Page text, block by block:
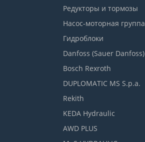
Редукторы и тормозы
Насос-моторная группа
Гидроблоки
Danfoss (Sauer Danfoss)
Bosch Rexroth
DUPLOMATIC MS S.p.a.
Rekith
KEDA Hydraulic
AWD PLUS